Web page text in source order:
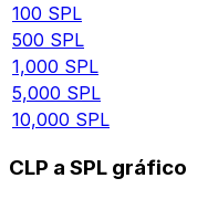
100 SPL
500 SPL
1,000 SPL
5,000 SPL
10,000 SPL
CLP a SPL gráfico